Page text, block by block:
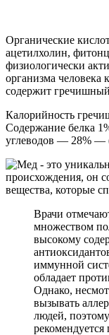
Органические
ацетилхолин,
физиологически
организма человека
содержит
Калорийность
Содержание белка
углеводов — 28% —
Врачи
множеством
высокому
иммунной
обладает
Однако,
вызывать
людей,
рекомендуется